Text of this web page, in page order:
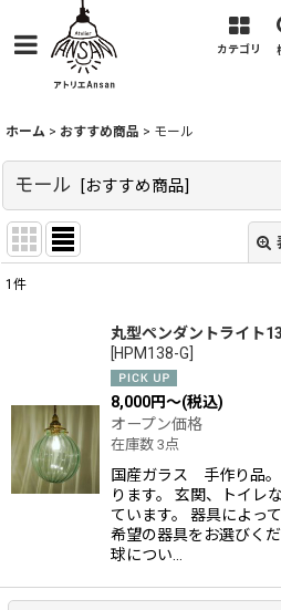
カテゴリ
ホーム > おすすめ商品 > モール
モール [おすすめ商品]
1 件
丸型ペンダントライト
[HPM138-G
8,000円～(税込)
オープン価格
在庫数 3点
国産ガラス 手作り品
ります。 玄関、トイレ
ています。 器具によっ
希望の器具をお選びく
球につい…